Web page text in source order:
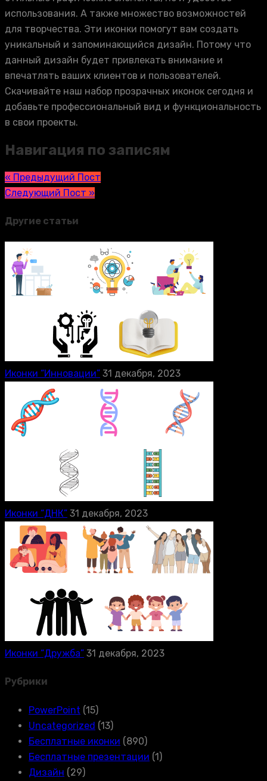
использования. А также множество возможностей
для творчества. Эти иконки помогут вам создать
уникальный и запоминающийся дизайн. Потому что
данный дизайн будет привлекать внимание и
впечатлять ваших клиентов и пользователей.
Скачивайте наш набор прозрачных иконок сегодня и
добавьте профессиональный вид и функциональность
в свои проекты.
Навигация по записям
« Предыдущий Пост
Следующий Пост »
Другие статьи
Иконки “Инновации” 31 декабря, 2023
Иконки “ДНК” 31 декабря, 2023
Иконки “Дружба” 31 декабря, 2023
Рубрики
PowerPoint (15)
Uncategorized (13)
Бесплатные иконки (890)
Бесплатные презентации (1)
Дизайн (29)